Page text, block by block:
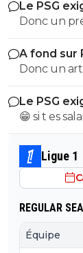
derniers;
association
se refusant
populaire à
gros globes
Le PSG
Donc un
normal et
A fond sur
Donc un
voulu mais
comme ca !
Le PSG
😁 si t es
pour voir
Ligue 1
REGULAR
Équipe